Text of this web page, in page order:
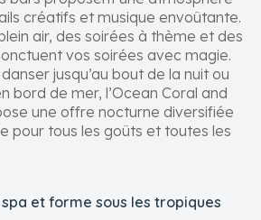
créatifs et musique envoûtante.
air, des soirées à thème et des
vos soirées avec magie.
jusqu’au bout de la nuit ou
bord de mer, l’Ocean Coral and
une offre nocturne diversifiée
pour tous les goûts et toutes les
et forme sous les tropiques